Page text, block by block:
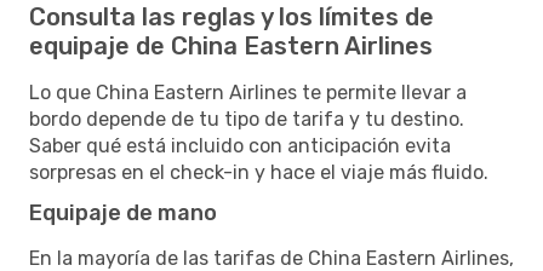
Consulta las reglas y los límites de
equipaje de China Eastern Airlines
Lo que China Eastern Airlines te permite llevar a
bordo depende de tu tipo de tarifa y tu destino.
Saber qué está incluido con anticipación evita
sorpresas en el check-in y hace el viaje más fluido.
Equipaje de mano
En la mayoría de las tarifas de China Eastern Airlines,